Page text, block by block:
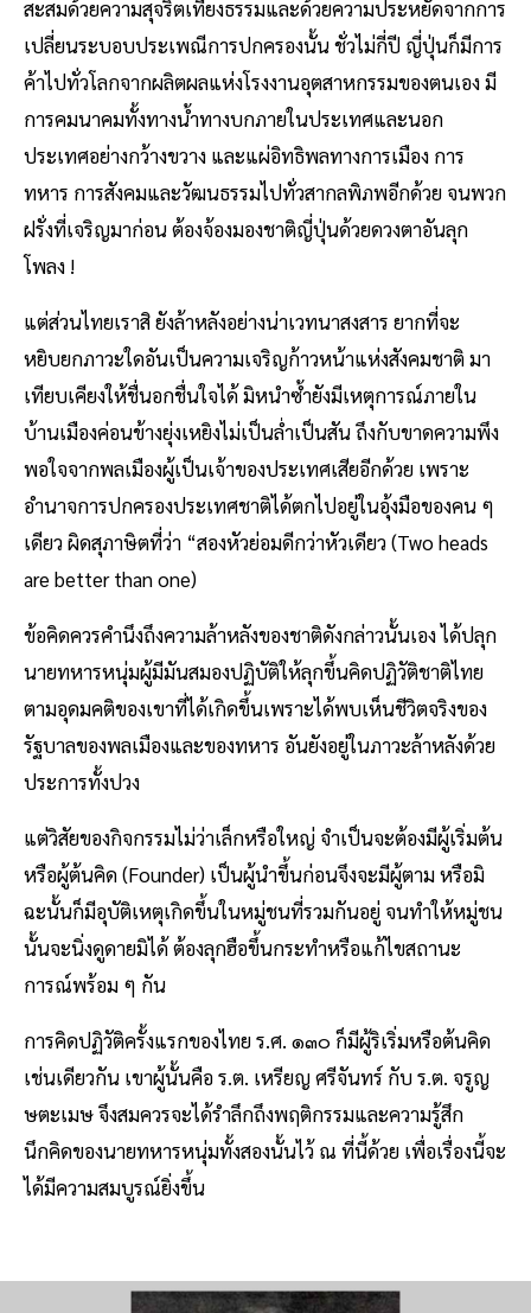
สะสมด้วยความสุจริตเที่ยงธรรมและด้วยความประหยัดจากการ​
เปลี่ยนระบอบประเพณีการปกครองนั้น ชั่วไม่กี่ปี ญี่ปุ่นก็มีการ
ค้าไปทั่วโลกจากผลิตผลแห่งโรงงานอุตสาหกรรมของตนเอง มี
การคมนาคมทั้งทางน้ำทางบกภายในประเทศและนอก
ประเทศอย่างกว้างขวาง และแผ่อิทธิพลทางการเมือง การ
ทหาร การสังคมและวัฒนธรรมไปทั่วสากลพิภพอีกด้วย จนพวก
ฝรั่งที่เจริญมาก่อน ต้องจ้องมองชาติญี่ปุ่นด้วยดวงตาอันลุก
โพลง !
แต่ส่วนไทยเราสิ ยังล้าหลังอย่างน่าเวทนาสงสาร ยากที่จะ
หยิบยกภาวะใดอันเป็นความเจริญก้าวหน้าแห่งสังคมชาติ มา
เทียบเคียงให้ชื่นอกชื่นใจได้ มิหนำซ้ำยังมีเหตุการณ์ภายใน
บ้านเมืองค่อนข้างยุ่งเหยิงไม่เป็นล่ำเป็นสัน ถึงกับขาดความพึง
พอใจจากพลเมืองผู้เป็นเจ้าของประเทศเสียอีกด้วย เพราะ
อำนาจการปกครองประเทศชาติได้ตกไปอยู่ในอุ้งมือของคน ๆ
เดียว ผิดสุภาษิตที่ว่า “สองหัวย่อมดีกว่าหัวเดียว (Two heads
are better than one)
ข้อคิดควรคำนึงถึงความล้าหลังของชาติดังกล่าวนั้นเอง ได้ปลุก
นายทหารหนุ่มผู้มีมันสมองปฏิบัติให้ลุกขึ้นคิดปฏิวัติชาติไทย
ตามอุดมคติของเขาที่ได้เกิดขึ้นเพราะได้พบเห็นชีวิตจริงของ
รัฐบาลของพลเมืองและของทหาร อันยังอยู่ในภาวะล้าหลังด้วย
ประการทั้งปวง
แต่วิสัยของกิจกรรมไม่ว่าเล็กหรือใหญ่ จำเป็นจะต้องมีผู้เริ่มต้น
หรือผู้ต้นคิด (Founder) เป็นผู้นำขึ้นก่อนจึงจะมีผู้ตาม หรือมิ
ฉะนั้นก็มีอุบัติเหตุเกิดขึ้นในหมู่ชนที่รวมกันอยู่ จนทำให้หมู่ชน
นั้นจะนิ่งดูดายมิได้ ต้องลุกฮือขึ้นกระทำหรือแก้ไขสถานะ
การณ์พร้อม ๆ กัน
​การคิดปฏิวัติครั้งแรกของไทย ร.ศ. ๑๓๐ ก็มีผู้ริเริ่มหรือต้นคิด
เช่นเดียวกัน เขาผู้นั้นคือ ร.ต. เหรียญ ศรีจันทร์ กับ ร.ต. จรูญ
ษตะเมษ จึงสมควรจะได้รำลึกถึงพฤติกรรมและความรู้สึก
นึกคิดของนายทหารหนุ่มทั้งสองนั้นไว้ ณ ที่นี้ด้วย เพื่อเรื่องนี้จะ
ได้มีความสมบูรณ์ยิ่งขึ้น